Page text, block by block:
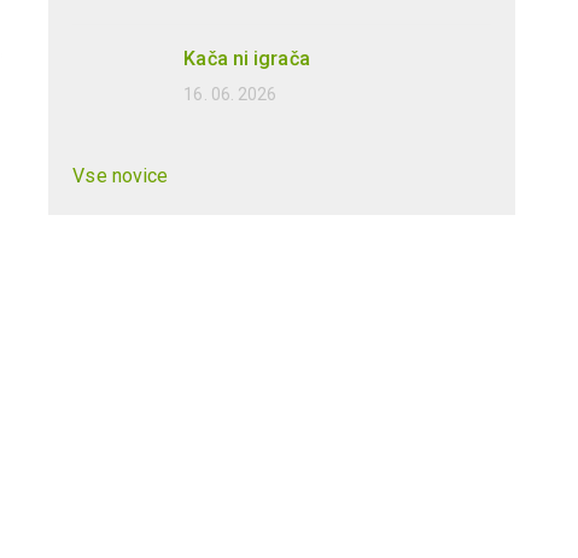
Kača ni igrača
16. 06. 2026
Vse novice